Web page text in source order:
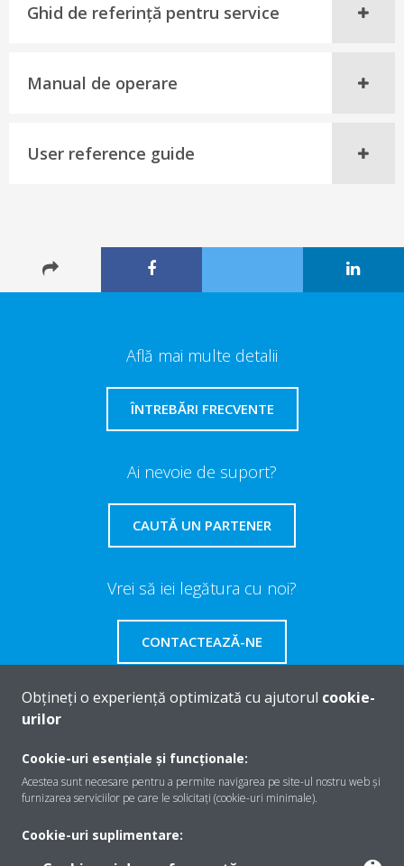
Ghid de referinţă pentru service
Manual de operare
User reference guide
Află mai multe detalii
ÎNTREBĂRI FRECVENTE
Ai nevoie de suport?
CAUTĂ UN PARTENER
Vrei să iei legătura cu noi?
CONTACTEAZĂ-NE
Despre Daikin
Obțineți o experiență optimizată cu ajutorul cookie-
urilor
Cookie-uri esențiale și funcționale:
Acestea sunt necesare pentru a permite navigarea pe site-ul nostru web și
furnizarea serviciilor pe care le solicitați (cookie-uri minimale).
Cookie-uri suplimentare: